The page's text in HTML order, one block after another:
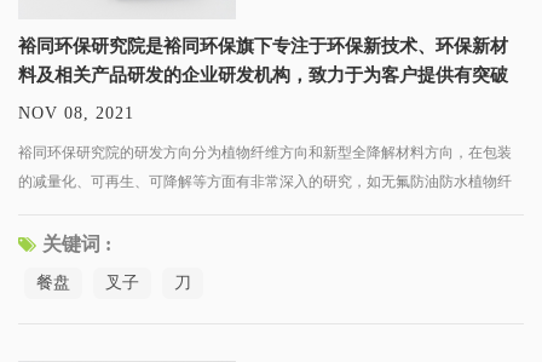
裕同环保研究院是裕同环保旗下专注于环保新技术、环保新材
料及相关产品研发的企业研发机构，致力于为客户提供有突破
性的创新环保包装解决方案。
NOV 08, 2021
裕同环保研究院的研发方向分为植物纤维方向和新型全降解材料方向，在包装
的减量化、可再生、可降解等方面有非常深入的研究，如无氟防油防水植物纤
了来自材料科学、包装工程、智能包装技术等交叉领域的专家和人才，
关键词 :
餐盘 叉子 刀